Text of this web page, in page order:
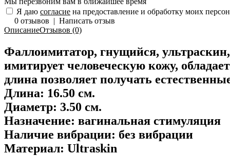
Я даю согласие на предоставление и обработку моих
0 отзывов | Написать отзыв
ОписаниеОтзывов (0)
Фаллоимитатор, гнущийся,
имитирует человеческую кожу,
длина позволяет получать
Длина: 16.50 см.
Диаметр: 3.50 см.
Назначение: вагинальная стимуляция
Наличие вибрации: без вибрации
Материал: Ultraskin